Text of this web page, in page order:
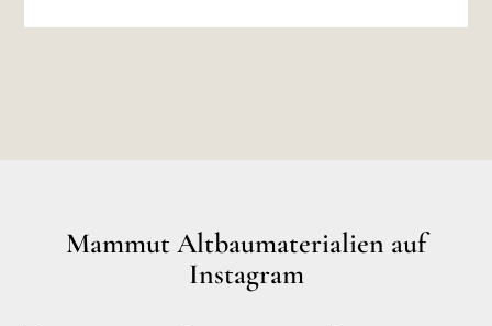
Mammut Altbaumaterialien auf
Instagram